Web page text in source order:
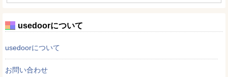
usedoorについて
usedoorについて
お問い合わせ